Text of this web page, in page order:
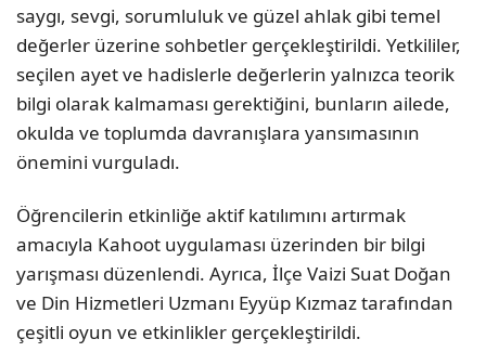
saygı, sevgi, sorumluluk ve güzel ahlak gibi temel
değerler üzerine sohbetler gerçekleştirildi. Yetkililer,
seçilen ayet ve hadislerle değerlerin yalnızca teorik
bilgi olarak kalmaması gerektiğini, bunların ailede,
okulda ve toplumda davranışlara yansımasının
önemini vurguladı.
Öğrencilerin etkinliğe aktif katılımını artırmak
amacıyla Kahoot uygulaması üzerinden bir bilgi
yarışması düzenlendi. Ayrıca, İlçe Vaizi Suat Doğan
ve Din Hizmetleri Uzmanı Eyyüp Kızmaz tarafından
çeşitli oyun ve etkinlikler gerçekleştirildi.